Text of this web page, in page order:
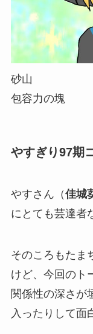
砂山
包容力の塊
やすぎり97期
やすさん（佳城
にとても芸達者
そのころもたま
けど、今回のト
関係性の深さが
入ったりして面